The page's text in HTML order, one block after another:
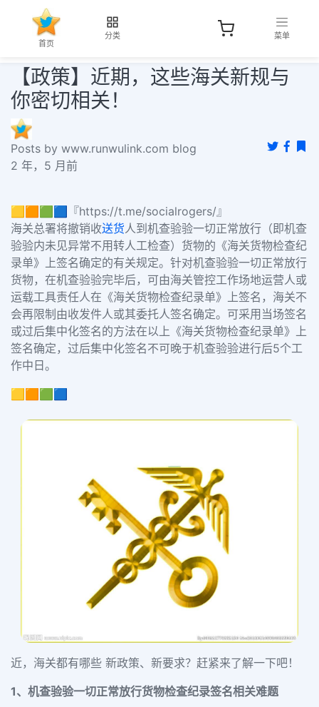
首页
分类 菜单
【政策】近期，这些海关新规与
你密切相关！
Posts by www.runwulink.com blog
2 年，5 月前
🟨🟧🟩🟦『https://t.me/socialrogers/』
海关总署将撤销收送货人到机查验验一切正常放行（即机查
验验内未见异常不用转人工检查）货物的《海关货物检查纪
录单》上签名确定的有关规定。针对机查验验一切正常放行
货物，在机查验验完毕后，可由海关管控工作场地运营人或
运载工具责任人在《海关货物检查纪录单》上签名，海关不
会再限制由收发件人或其委托人签名确定。可采用当场签名
或过后集中化签名的方法在以上《海关货物检查纪录单》上
签名确定，过后集中化签名不可晚于机查验验进行后5个工
作中日。
🟨🟧🟩🟦
近，海关都有哪些 新政策、新要求？赶紧来了解一下吧！
1、机查验验一切正常放行货物检查纪录签名相关难题